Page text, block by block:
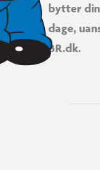
bytter
dage,
BR.dk.